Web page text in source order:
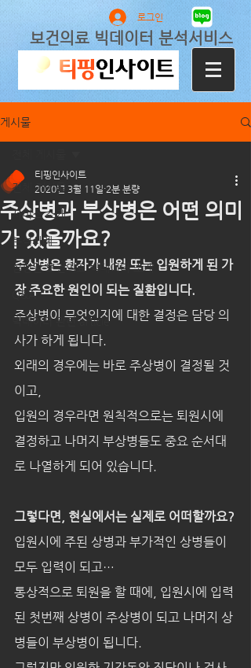
로그인
보건의료 빅데이터 분석서비스
게시물
전체 게시물
서비스 소개
분석사례
심평원 보건의료 빅데이터 소개
Q&A
빅데이터 관련 article
주상병과 부상병은 어떤 의미
가 있을까요?
티핑인사이트
2020년 3월 11일 2분 분량
주상병은 환자가 내원 또는 입원하게 된 가
장 주요한 원인이 되는 질환입니다.
주상병이 무엇인지에 대한 결정은 담당 의
사가 하게 됩니다.
외래의 경우에는 바로 주상병이 결정될 것
이고,
입원의 경우라면 원칙적으로는 퇴원시에
결정하고 나머지 부상병들도 중요 순서대
로 나열하게 되어 있습니다.
그렇다면, 현실에서는 실제로 어떠할까요?
입원시에 주된 상병과 부가적인 상병들이
모두 입력이 되고…
통상적으로 퇴원을 할 때에, 입원시에 입력
된 첫번째 상병이 주상병이 되고 나머지 상
병들이 부상병이 됩니다.